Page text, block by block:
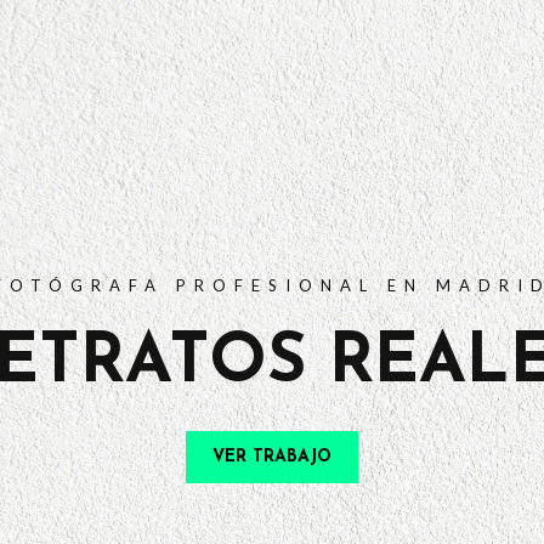
TARIFAS
PREGUNTAS FRECUENTES
CONTACTO
PROFESIONAL EN
VER TRABAJO